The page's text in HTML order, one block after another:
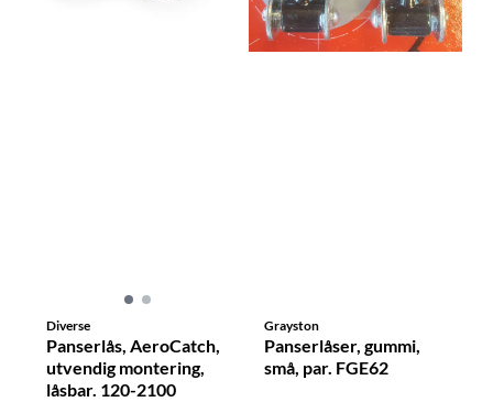
Diverse
Panserlås, AeroCatch,
utvendig montering,
låsbar. 120-2100
Grayston
Panserlåser, gummi,
små, par. FGE62